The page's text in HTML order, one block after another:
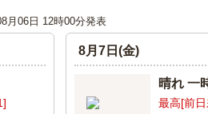
月06日 12時00分発表
8月7日(金)
晴れ 一
最高[前日